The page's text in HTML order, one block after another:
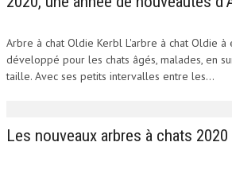
Arbre à chat Oldie Kerbl L'arbre à chat Oldie
développé pour les chats âgés, malades, en
taille. Avec ses petits intervalles entre les...
Les nouveaux arbres à chats 2020